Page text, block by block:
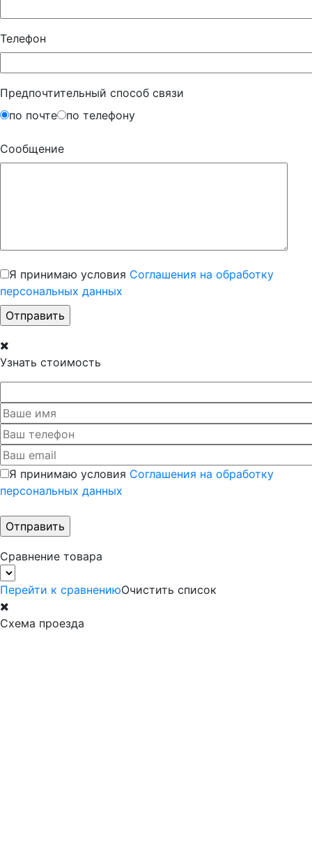
Телефон
Предпочтительный способ связи
по почте
по телефону
Сообщение
Я принимаю условия Соглашения на обработку
персональных данных
Узнать стоимость
Я принимаю условия Соглашения на обработку
персональных данных
Сравнение товара
Перейти к сравнениюОчистить список
Схема проезда